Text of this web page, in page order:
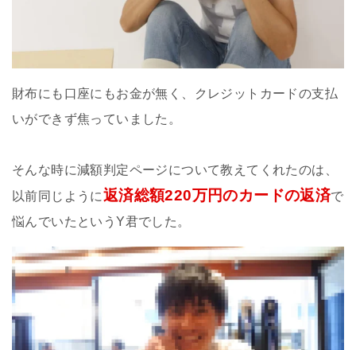
財布にも口座にもお金が無く、クレジットカードの支払
いができず焦っていました。
そんな時に減額判定ページについて教えてくれたのは、
以前同じように返済総額220万円のカードの返済で
悩んでいたというY君でした。